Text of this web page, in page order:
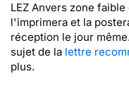
LEZ Anvers zone
l'imprimera et la
réception le jour
sujet de la lettre
plus.